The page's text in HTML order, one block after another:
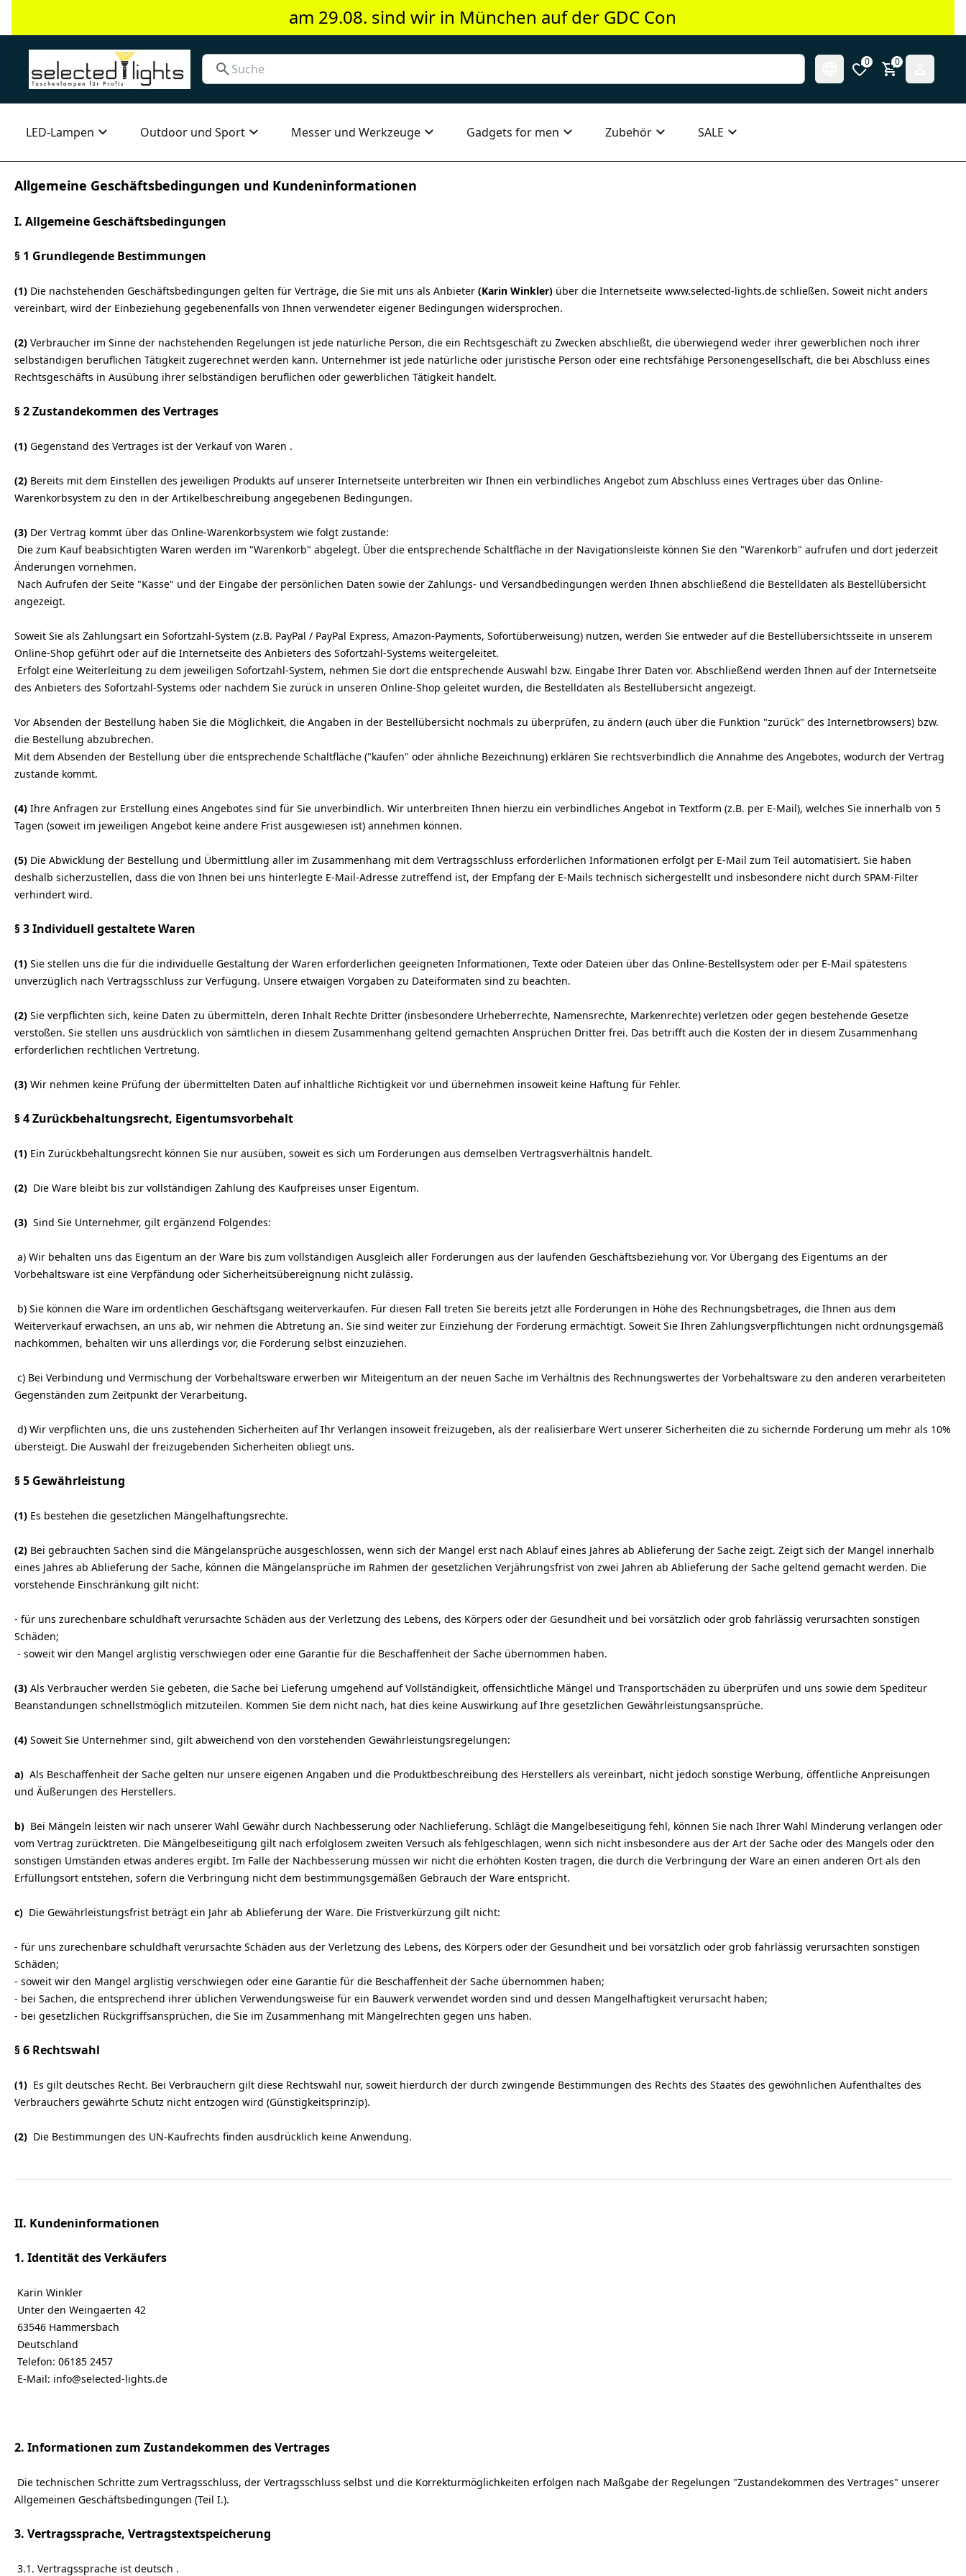
am 29.08. sind wir in München auf der GDC Con
0 0
LED-Lampen Outdoor und Sport Messer und Werkzeuge Gadgets for men Zubehör SALE
Allgemeine Geschäftsbedingungen und Kundeninformationen
I. Allgemeine Geschäftsbedingungen
§ 1 Grundlegende Bestimmungen
(1) Die nachstehenden Geschäftsbedingungen gelten für Verträge, die Sie mit uns als Anbieter (Karin Winkler) über die Internetseite www.selected-lights.de schließen. Soweit nicht anders
vereinbart, wird der Einbeziehung gegebenenfalls von Ihnen verwendeter eigener Bedingungen widersprochen.
(2) Verbraucher im Sinne der nachstehenden Regelungen ist jede natürliche Person, die ein Rechtsgeschäft zu Zwecken abschließt, die überwiegend weder ihrer gewerblichen noch ihrer
selbständigen beruflichen Tätigkeit zugerechnet werden kann. Unternehmer ist jede natürliche oder juristische Person oder eine rechtsfähige Personengesellschaft, die bei Abschluss eines
Rechtsgeschäfts in Ausübung ihrer selbständigen beruflichen oder gewerblichen Tätigkeit handelt.
§ 2 Zustandekommen des Vertrages
(1) Gegenstand des Vertrages ist der Verkauf von Waren .
(2) Bereits mit dem Einstellen des jeweiligen Produkts auf unserer Internetseite unterbreiten wir Ihnen ein verbindliches Angebot zum Abschluss eines Vertrages über das Online-
Warenkorbsystem zu den in der Artikelbeschreibung angegebenen Bedingungen.
(3) Der Vertrag kommt über das Online-Warenkorbsystem wie folgt zustande:
Die zum Kauf beabsichtigten Waren werden im "Warenkorb" abgelegt. Über die entsprechende Schaltfläche in der Navigationsleiste können Sie den "Warenkorb" aufrufen und dort jederzeit
Änderungen vornehmen.
Nach Aufrufen der Seite "Kasse" und der Eingabe der persönlichen Daten sowie der Zahlungs- und Versandbedingungen werden Ihnen abschließend die Bestelldaten als Bestellübersicht
angezeigt.
Soweit Sie als Zahlungsart ein Sofortzahl-System (z.B. PayPal / PayPal Express, Amazon-Payments, Sofortüberweisung) nutzen, werden Sie entweder auf die Bestellübersichtsseite in unserem
Online-Shop geführt oder auf die Internetseite des Anbieters des Sofortzahl-Systems weitergeleitet.
Erfolgt eine Weiterleitung zu dem jeweiligen Sofortzahl-System, nehmen Sie dort die entsprechende Auswahl bzw. Eingabe Ihrer Daten vor. Abschließend werden Ihnen auf der Internetseite
des Anbieters des Sofortzahl-Systems oder nachdem Sie zurück in unseren Online-Shop geleitet wurden, die Bestelldaten als Bestellübersicht angezeigt.
Vor Absenden der Bestellung haben Sie die Möglichkeit, die Angaben in der Bestellübersicht nochmals zu überprüfen, zu ändern (auch über die Funktion "zurück" des Internetbrowsers) bzw.
die Bestellung abzubrechen.
Mit dem Absenden der Bestellung über die entsprechende Schaltfläche ("kaufen" oder ähnliche Bezeichnung) erklären Sie rechtsverbindlich die Annahme des Angebotes, wodurch der Vertrag
zustande kommt.
(4) Ihre Anfragen zur Erstellung eines Angebotes sind für Sie unverbindlich. Wir unterbreiten Ihnen hierzu ein verbindliches Angebot in Textform (z.B. per E-Mail), welches Sie innerhalb von 5
Tagen (soweit im jeweiligen Angebot keine andere Frist ausgewiesen ist) annehmen können.
(5) Die Abwicklung der Bestellung und Übermittlung aller im Zusammenhang mit dem Vertragsschluss erforderlichen Informationen erfolgt per E-Mail zum Teil automatisiert. Sie haben
deshalb sicherzustellen, dass die von Ihnen bei uns hinterlegte E-Mail-Adresse zutreffend ist, der Empfang der E-Mails technisch sichergestellt und insbesondere nicht durch SPAM-Filter
verhindert wird.
§ 3Individuell gestaltete Waren
(1) Sie stellen uns die für die individuelle Gestaltung der Waren erforderlichen geeigneten Informationen, Texte oder Dateien über das Online-Bestellsystem oder per E-Mail spätestens
unverzüglich nach Vertragsschluss zur Verfügung. Unsere etwaigen Vorgaben zu Dateiformaten sind zu beachten.
(2) Sie verpflichten sich, keine Daten zu übermitteln, deren Inhalt Rechte Dritter (insbesondere Urheberrechte, Namensrechte, Markenrechte) verletzen oder gegen bestehende Gesetze
verstoßen. Sie stellen uns ausdrücklich von sämtlichen in diesem Zusammenhang geltend gemachten Ansprüchen Dritter frei. Das betrifft auch die Kosten der in diesem Zusammenhang
erforderlichen rechtlichen Vertretung.
(3) Wir nehmen keine Prüfung der übermittelten Daten auf inhaltliche Richtigkeit vor und übernehmen insoweit keine Haftung für Fehler.
§ 4 Zurückbehaltungsrecht, Eigentumsvorbehalt
(1) Ein Zurückbehaltungsrecht können Sie nur ausüben, soweit es sich um Forderungen aus demselben Vertragsverhältnis handelt.
(2) Die Ware bleibt bis zur vollständigen Zahlung des Kaufpreises unser Eigentum.
(3) Sind Sie Unternehmer, gilt ergänzend Folgendes:
a) Wir behalten uns das Eigentum an der Ware bis zum vollständigen Ausgleich aller Forderungen aus der laufenden Geschäftsbeziehung vor. Vor Übergang des Eigentums an der
Vorbehaltsware ist eine Verpfändung oder Sicherheitsübereignung nicht zulässig.
b) Sie können die Ware im ordentlichen Geschäftsgang weiterverkaufen. Für diesen Fall treten Sie bereits jetzt alle Forderungen in Höhe des Rechnungsbetrages, die Ihnen aus dem
Weiterverkauf erwachsen, an uns ab, wir nehmen die Abtretung an. Sie sind weiter zur Einziehung der Forderung ermächtigt. Soweit Sie Ihren Zahlungsverpflichtungen nicht ordnungsgemäß
nachkommen, behalten wir uns allerdings vor, die Forderung selbst einzuziehen.
c) Bei Verbindung und Vermischung der Vorbehaltsware erwerben wir Miteigentum an der neuen Sache im Verhältnis des Rechnungswertes der Vorbehaltsware zu den anderen verarbeiteten
Gegenständen zum Zeitpunkt der Verarbeitung.
d) Wir verpflichten uns, die uns zustehenden Sicherheiten auf Ihr Verlangen insoweit freizugeben, als der realisierbare Wert unserer Sicherheiten die zu sichernde Forderung um mehr als 10%
übersteigt. Die Auswahl der freizugebenden Sicherheiten obliegt uns.
§ 5 Gewährleistung
(1) Es bestehen die gesetzlichen Mängelhaftungsrechte.
(2) Bei gebrauchten Sachen sind die Mängelansprüche ausgeschlossen, wenn sich der Mangel erst nach Ablauf eines Jahres ab Ablieferung der Sache zeigt. Zeigt sich der Mangel innerhalb
eines Jahres ab Ablieferung der Sache, können die Mängelansprüche im Rahmen der gesetzlichen Verjährungsfrist von zwei Jahren ab Ablieferung der Sache geltend gemacht werden. Die
vorstehende Einschränkung gilt nicht:
- für uns zurechenbare schuldhaft verursachte Schäden aus der Verletzung des Lebens, des Körpers oder der Gesundheit und bei vorsätzlich oder grob fahrlässig verursachten sonstigen
Schäden;
- soweit wir den Mangel arglistig verschwiegen oder eine Garantie für die Beschaffenheit der Sache übernommen haben.
(3) Als Verbraucher werden Sie gebeten, die Sache bei Lieferung umgehend auf Vollständigkeit, offensichtliche Mängel und Transportschäden zu überprüfen und uns sowie dem Spediteur
Beanstandungen schnellstmöglich mitzuteilen. Kommen Sie dem nicht nach, hat dies keine Auswirkung auf Ihre gesetzlichen Gewährleistungsansprüche.
(4) Soweit Sie Unternehmer sind, gilt abweichend von den vorstehenden Gewährleistungsregelungen:
a) Als Beschaffenheit der Sache gelten nur unsere eigenen Angaben und die Produktbeschreibung des Herstellers als vereinbart, nicht jedoch sonstige Werbung, öffentliche Anpreisungen
und Äußerungen des Herstellers.
b) Bei Mängeln leisten wir nach unserer Wahl Gewähr durch Nachbesserung oder Nachlieferung. Schlägt die Mangelbeseitigung fehl, können Sie nach Ihrer Wahl Minderung verlangen oder
vom Vertrag zurücktreten. Die Mängelbeseitigung gilt nach erfolglosem zweiten Versuch als fehlgeschlagen, wenn sich nicht insbesondere aus der Art der Sache oder des Mangels oder den
sonstigen Umständen etwas anderes ergibt. Im Falle der Nachbesserung müssen wir nicht die erhöhten Kosten tragen, die durch die Verbringung der Ware an einen anderen Ort als den
Erfüllungsort entstehen, sofern die Verbringung nicht dem bestimmungsgemäßen Gebrauch der Ware entspricht.
c) Die Gewährleistungsfrist beträgt ein Jahr ab Ablieferung der Ware. Die Fristverkürzung gilt nicht:
- für uns zurechenbare schuldhaft verursachte Schäden aus der Verletzung des Lebens, des Körpers oder der Gesundheit und bei vorsätzlich oder grob fahrlässig verursachten sonstigen
Schäden;
- soweit wir den Mangel arglistig verschwiegen oder eine Garantie für die Beschaffenheit der Sache übernommen haben;
- bei Sachen, die entsprechend ihrer üblichen Verwendungsweise für ein Bauwerk verwendet worden sind und dessen Mangelhaftigkeit verursacht haben;
- bei gesetzlichen Rückgriffsansprüchen, die Sie im Zusammenhang mit Mängelrechten gegen uns haben.
§ 6 Rechtswahl
(1) Es gilt deutsches Recht. Bei Verbrauchern gilt diese Rechtswahl nur, soweit hierdurch der durch zwingende Bestimmungen des Rechts des Staates des gewöhnlichen Aufenthaltes des
Verbrauchers gewährte Schutz nicht entzogen wird (Günstigkeitsprinzip).
(2) Die Bestimmungen des UN-Kaufrechts finden ausdrücklich keine Anwendung.
II. Kundeninformationen
1. Identität des Verkäufers
Karin Winkler
Unter den Weingaerten 42
63546 Hammersbach
Deutschland
Telefon: 06185 2457
E-Mail: info@selected-lights.de
2. Informationen zum Zustandekommen des Vertrages
Die technischen Schritte zum Vertragsschluss, der Vertragsschluss selbst und die Korrekturmöglichkeiten erfolgen nach Maßgabe der Regelungen "Zustandekommen des Vertrages" unserer
Allgemeinen Geschäftsbedingungen (Teil I.).
3. Vertragssprache, Vertragstextspeicherung
3.1. Vertragssprache ist deutsch .